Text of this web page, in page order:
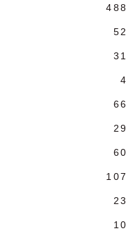
488
52
31
4
66
29
60
107
23
10